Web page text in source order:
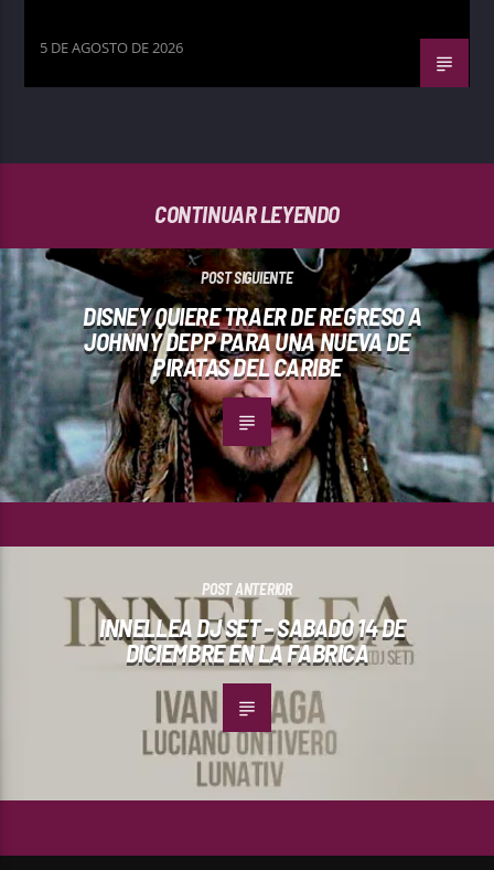
5 DE AGOSTO DE 2026
CONTINUAR LEYENDO
POST SIGUIENTE
DISNEY QUIERE TRAER DE REGRESO A
JOHNNY DEPP PARA UNA NUEVA DE
PIRATAS DEL CARIBE
POST ANTERIOR
INNELLEA DJ SET – SABADO 14 DE
DICIEMBRE EN LA FABRICA